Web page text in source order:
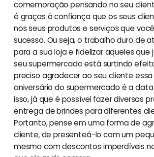
comemoração pensando no seu
é graças à confiança que os seus
nos seus produtos e serviços que
sucesso. Ou seja, o trabalho duro de
para a sua loja e fidelizar aqueles que
seu supermercado está surtindo
preciso agradecer ao seu cliente essa
aniversário do supermercado é a
isso, já que é possível fazer diversas
entrega de brindes para diferentes
Portanto, pense em uma forma de
cliente, de presenteá-lo com um
mesmo com descontos imperdíveis